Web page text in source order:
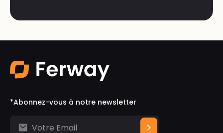
*Abonnez-vous à notre newsletter